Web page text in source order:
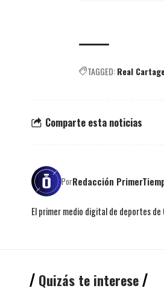
TAGGED:Real
Comparte esta noticias
PorRedacción
El primer medio digital de deportes
Quizás te interese